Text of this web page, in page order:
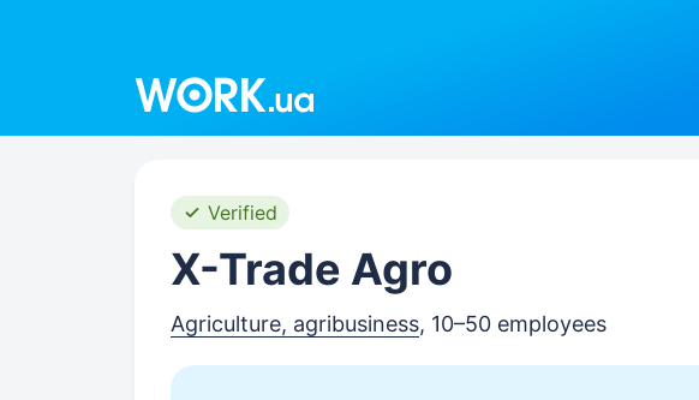
Verified
X-Trade Agro
Agriculture, agribusiness, 10–50 employees